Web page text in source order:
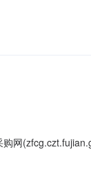
花卉博会林下经
网
购需求：（包括但